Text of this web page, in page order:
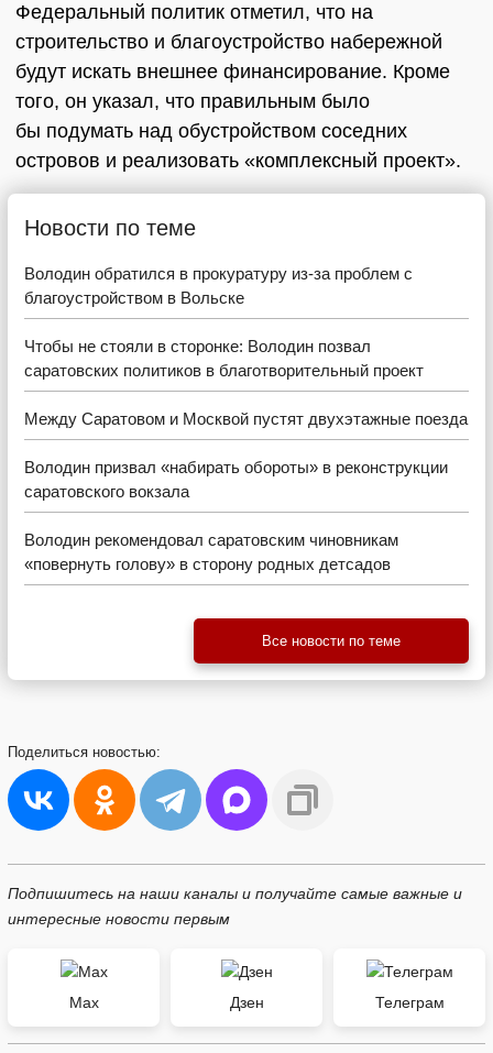
Федеральный политик отметил, что на
строительство и благоустройство набережной
будут искать внешнее финансирование. Кроме
того, он указал, что правильным было
бы подумать над обустройством соседних
островов и реализовать «комплексный проект».
Новости по теме
Володин обратился в прокуратуру из-за проблем с
благоустройством в Вольске
Чтобы не стояли в сторонке: Володин позвал
саратовских политиков в благотворительный проект
Между Саратовом и Москвой пустят двухэтажные поезда
Володин призвал «набирать обороты» в реконструкции
саратовского вокзала
Володин рекомендовал саратовским чиновникам
«повернуть голову» в сторону родных детсадов
Все новости по теме
Поделиться новостью:
Подпишитесь на наши каналы и получайте самые важные и
интересные новости первым
Max Дзен Телеграм